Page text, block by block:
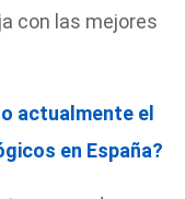
con las mejores
actualmente el
en España?